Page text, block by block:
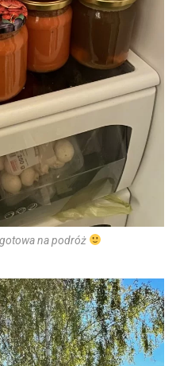
na podróż